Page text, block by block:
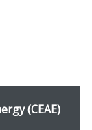
(CEAE)